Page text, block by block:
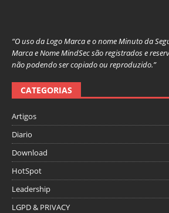
“O uso da Logo Marca e o nome Minuto da
Marca e Nome MindSec são registrados e
não podendo ser copiado ou reproduzido.”
CATEGORIAS
Artigos
Diario
Download
HotSpot
Leadership
LGPD & PRIVACY